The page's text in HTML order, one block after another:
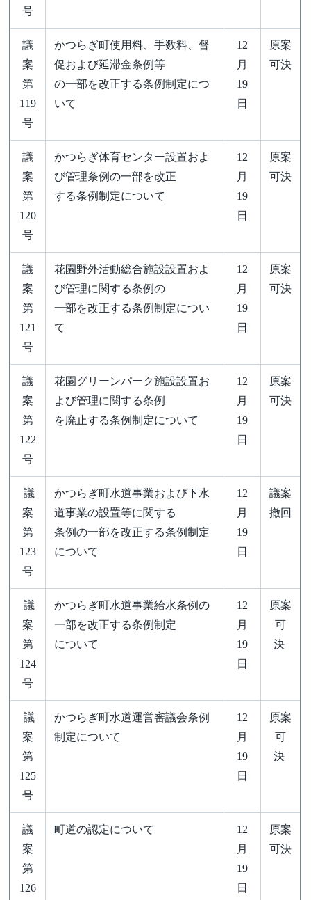
号
議
案
第
119
号
かつらぎ町使用料、手数料、督
促および延滞金条例等
の一部を改正する条例制定につ
いて
12
月
19
日
原案
可決
議
案
第
120
号
かつらぎ体育センター設置およ
び管理条例の一部を改正
する条例制定について
12
月
19
日
原案
可決
議
案
第
121
号
花園野外活動総合施設設置およ
び管理に関する条例の
一部を改正する条例制定につい
て
12
月
19
日
原案
可決
議
案
第
122
号
花園グリーンパーク施設設置お
よび管理に関する条例
を廃止する条例制定について
12
月
19
日
原案
可決
議
案
第
123
号
かつらぎ町水道事業および下水
道事業の設置等に関する
条例の一部を改正する条例制定
について
12
月
19
日
議案
撤回
議
案
第
124
号
かつらぎ町水道事業給水条例の
一部を改正する条例制定
について
12
月
19
日
原案
可
決
議
案
第
125
号
かつらぎ町水道運営審議会条例
制定について
12
月
19
日
原案
可
決
議
案
第
126
町道の認定について
12
月
19
日
原案
可決